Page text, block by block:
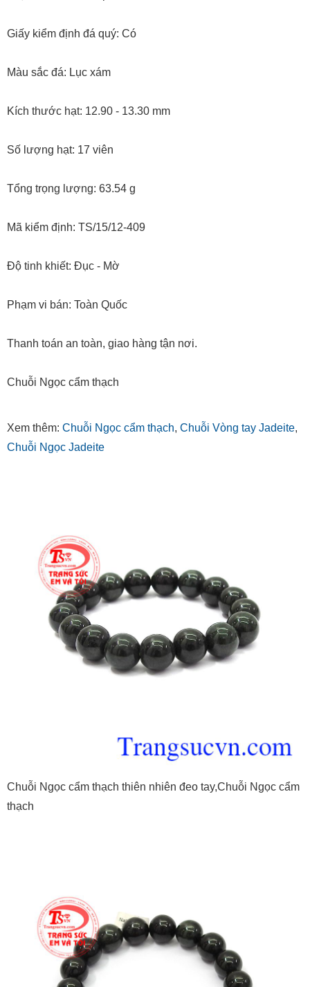
Giấy kiểm định đá quý: Có
Màu sắc đá: Lục xám
Kích thước hạt: 12.90 - 13.30 mm
Số lượng hạt: 17 viên
Tổng trọng lượng: 63.54 g
Mã kiểm định: TS/15/12-409
Độ tinh khiết: Đục - Mờ
Phạm vi bán: Toàn Quốc
Thanh toán an toàn, giao hàng tận nơi.
Chuỗi Ngọc cẩm thạch
Xem thêm: Chuỗi Ngọc cẩm thạch, Chuỗi Vòng tay Jadeite,
Chuỗi Ngọc Jadeite
Chuỗi Ngọc cẩm thạch thiên nhiên đeo tay,Chuỗi Ngọc cẩm
thạch